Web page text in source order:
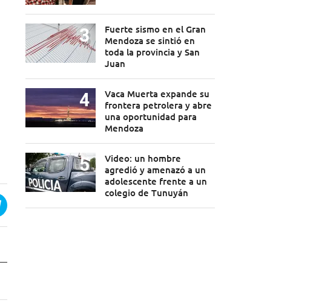
Fuerte sismo en el Gran
Mendoza se sintió en
toda la provincia y San
Juan
Vaca Muerta expande su
frontera petrolera y abre
una oportunidad para
Mendoza
Video: un hombre
agredió y amenazó a un
adolescente frente a un
colegio de Tunuyán